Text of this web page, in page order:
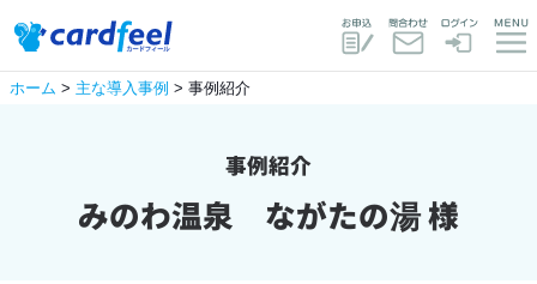
ホーム > 主な導入事例 > 事例紹介
事例紹介
みのわ温泉 ながたの湯 様